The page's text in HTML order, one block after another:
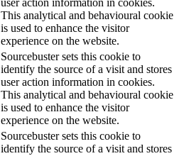
user action information in cookies.
This analytical and behavioural cookie
is used to enhance the visitor
experience on the website.
Sourcebuster sets this cookie to
identify the source of a visit and stores
user action information in cookies.
This analytical and behavioural cookie
is used to enhance the visitor
experience on the website.
Sourcebuster sets this cookie to
identify the source of a visit and stores